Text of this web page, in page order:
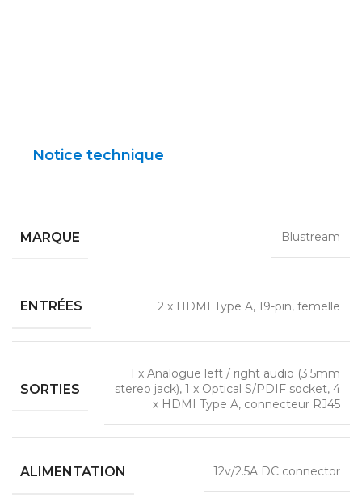
Notice technique
MARQUE Blustream
ENTRÉES 2 x HDMI Type A, 19-pin, femelle
SORTIES
1 x Analogue left / right audio (3.5mm
stereo jack), 1 x Optical S/PDIF socket, 4
x HDMI Type A, connecteur RJ45
ALIMENTATION 12v/2.5A DC connector